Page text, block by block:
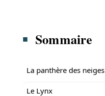
Sommaire
La panthère des neiges
Le Lynx